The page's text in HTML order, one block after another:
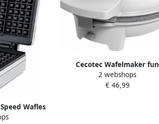
​​Wafles
echte
Cecotec Wafelmaker fun
GoFrestone 3 in 1 700W
2 webshops
€ 46,99